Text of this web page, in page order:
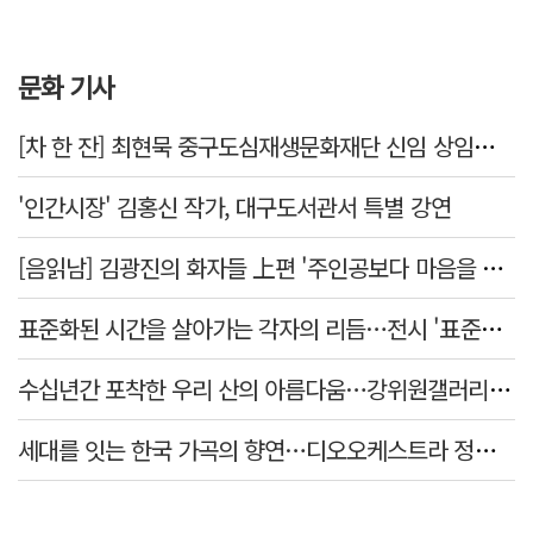
문화 기사
[차 한 잔] 최현묵 중구도심재생문화재단 신임 상임이사 "서문시장·경상감영 등 지역 자원 활용…문화의 일상화"
'인간시장' 김홍신 작가, 대구도서관서 특별 강연
[음읽남] 김광진의 화자들 上편 '주인공보다 마음을 쓴 사람'
표준화된 시간을 살아가는 각자의 리듬…전시 '표준시차'
수십년간 포착한 우리 산의 아름다움…강위원갤러리 '팔공·지리展' 개최
세대를 잇는 한국 가곡의 향연…디오오케스트라 정기연주회 '노래의 날개 위에'